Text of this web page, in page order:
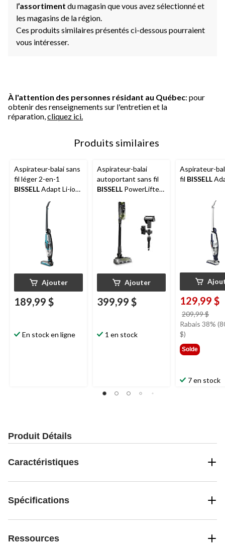
l’assortiment du magasin que vous avez sélectionné et
les magasins de la région.
Ces produits similaires présentés ci-dessous pourraient
vous intéresser.
À l'attention des personnes résidant au Québec: pour
obtenir des renseignements sur l'entretien et la
réparation, cliquez ici.
Produits similaires
Aspirateur-balai sans
fil léger 2-en-1
BISSELLAdapt Li-ion
Ajouter
189,99 $
En stock en ligne
Aspirateur-balai
autoportant sans fil
BISSELL PowerLifter
Ajouter
399,99 $
1 en stock
Aspirateur-
fil BISSELL
129,99 $
209,99 $
était
Rabais 38%
$)
Solde
7 en stock
Produit Détails
Caractéristiques
Spécifications
Ressources